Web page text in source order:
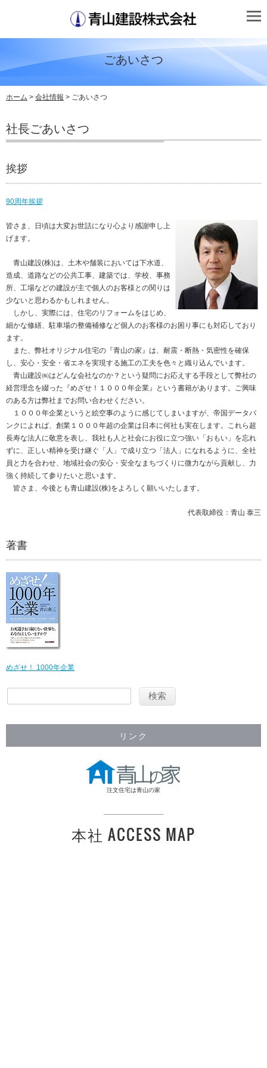
ごあいさつ
ホーム > 会社情報 > ごあいさつ
社長ごあいさつ
挨拶
90周年挨拶
皆さま、日頃は大変お世話になり心より感謝申し上
げます。
青山建設(株)は、土木や舗装においては下水道、
造成、道路などの公共工事、建築では、学校、事務
所、工場などの建設が主で個人のお客様との関りは
少ないと思わるかもしれません。
しかし、実際には、住宅のリフォームをはじめ、
細かな修繕、駐車場の整備補修など個人のお客様のお困り事にも対応しており
ます。
また、弊社オリジナル住宅の『青山の家』は、耐震・断熱・気密性を確保
し、安心・安全・省エネを実現する施工の工夫を色々と織り込んでいます。
青山建設㈱はどんな会社なのか？という疑問にお応えする手段として弊社の
経営理念を綴った『めざせ！１０００年企業』という書籍があります。ご興味
のある方は弊社までお問い合わせください。
１０００年企業というと絵空事のように感じてしまいますが、帝国データバ
ンクによれば、創業１０００年超の企業は日本に何社も実在します。これら超
長寿な法人に敬意を表し、我社も人と社会にお役に立つ強い「おもい」を忘れ
ずに、正しい精神を受け継ぐ「人」で成り立つ「法人」になれるように、全社
員と力を合わせ、地域社会の安心・安全なまちづくりに微力ながら貢献し、力
強く持続して参りたいと思います。
皆さま、今後とも青山建設(株)をよろしく願いいたします。
代表取締役：青山 泰三
著書
めざせ！ 1000年企業
リンク
注文住宅は青山の家
本社 ACCESS MAP